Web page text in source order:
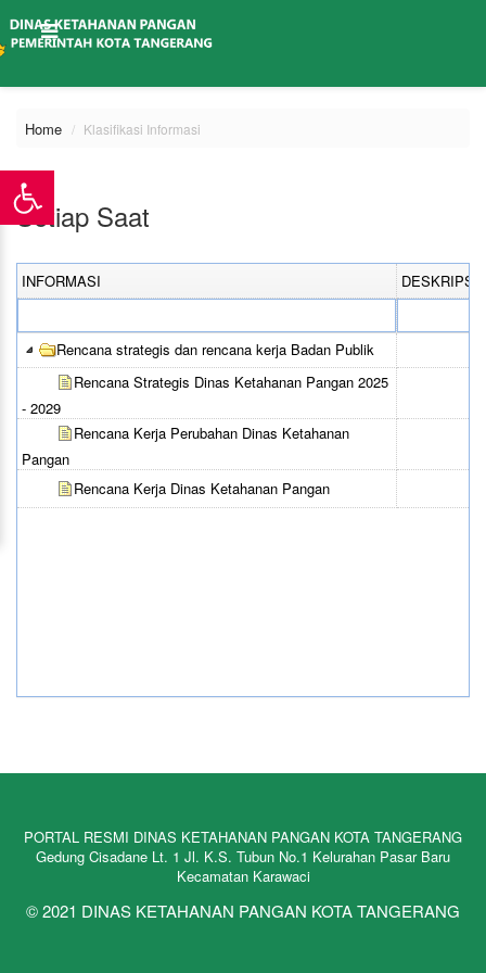
Home Klasifikasi Informasi
Setiap Saat
INFORMASI DESKRIPSI
Rencana strategis dan rencana kerja Badan Publik
Rencana Strategis Dinas Ketahanan Pangan 2025
- 2029
Rencana Kerja Perubahan Dinas Ketahanan
Pangan
Rencana Kerja Dinas Ketahanan Pangan
PORTAL RESMI DINAS KETAHANAN PANGAN KOTA TANGERANG
Gedung Cisadane Lt. 1 Jl. K.S. Tubun No.1 Kelurahan Pasar Baru
Kecamatan Karawaci
© 2021 DINAS KETAHANAN PANGAN KOTA TANGERANG